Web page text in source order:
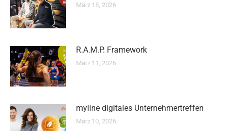
März 18, 2026
R.A.M.P. Framework
März 11, 2026
myline digitales Unternehmertreffen
März 10, 2026